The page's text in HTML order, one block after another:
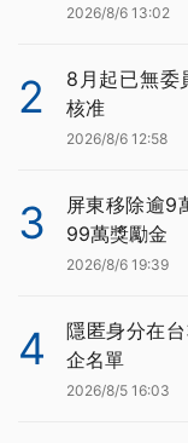
2026/8/6 13:02
2
8月起已無委
核准
2026/8/6 12:58
3
屏東移除逾9
99萬獎勵金
2026/8/6 19:39
4
隱匿身分在
企名單
2026/8/5 16:03